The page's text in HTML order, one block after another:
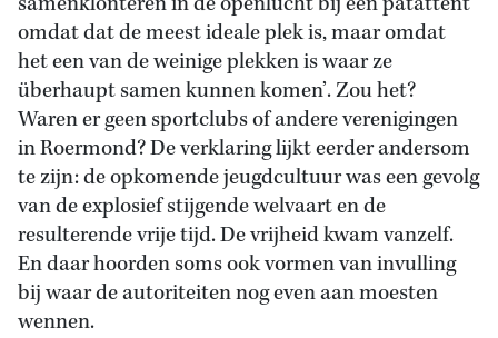
omdat dat de meest ideale plek is, maar omdat
het een van de weinige plekken is waar ze
überhaupt samen kunnen komen’. Zou het?
Waren er geen sportclubs of andere verenigingen
in Roermond? De verklaring lijkt eerder andersom
te zijn: de opkomende jeugdcultuur was een gevolg
van de explosief stijgende welvaart en de
resulterende vrije tijd. De vrijheid kwam vanzelf.
En daar hoorden soms ook vormen van invulling
bij waar de autoriteiten nog even aan moesten
wennen.